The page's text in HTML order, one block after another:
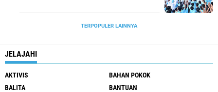
TERPOPULER LAINNYA
JELAJAHI
AKTIVIS
BAHAN POKOK
BALITA
BANTUAN